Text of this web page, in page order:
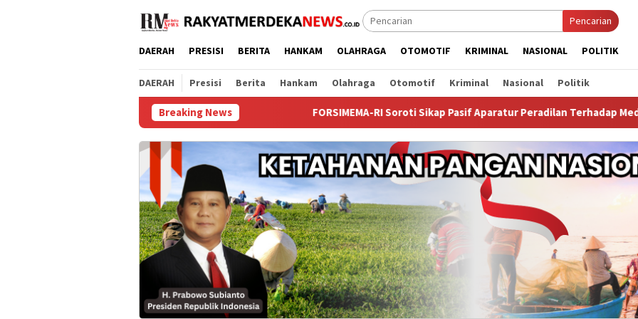
Pencarian
DAERAH PRESISI BERITA HANKAM OLAHRAGA OTOMOTIF KRIMINAL NASIONAL POLITIK
DAERAH Presisi Berita Hankam Olahraga Otomotif Kriminal Nasional Politik
Breaking NewsFORSIMEMA-RI Soroti Sikap Pasif Aparatur Peradilan Terhadap Media: Menutup Diri